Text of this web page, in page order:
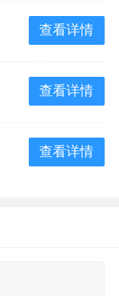
查看详情
查看详情
查看详情